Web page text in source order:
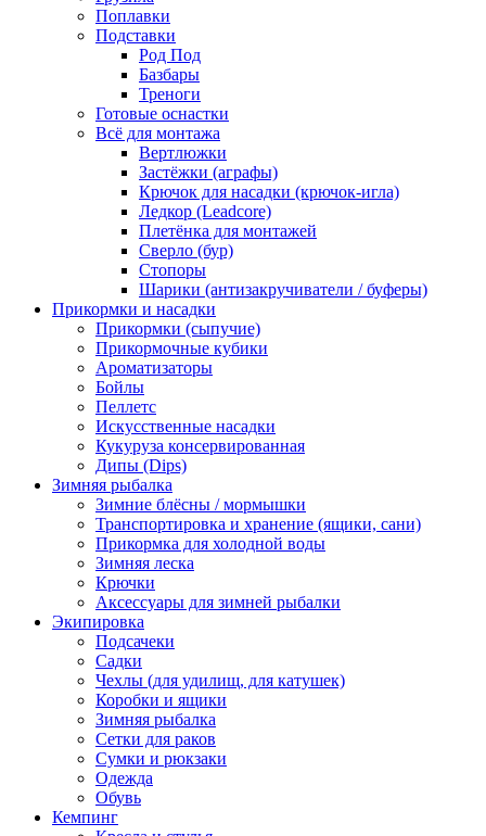
Поплавки
Подставки
Род Под
Базбары
Треноги
Готовые оснастки
Всё для монтажа
Вертлюжки
Застёжки (аграфы)
Крючок для насадки (крючок-игла)
Ледкор (Leadcore)
Плетёнка для монтажей
Сверло (бур)
Стопоры
Шарики (антизакручиватели / буферы)
Прикормки и насадки
Прикормки (сыпучие)
Прикормочные кубики
Ароматизаторы
Бойлы
Пеллетс
Искусственные насадки
Кукуруза консервированная
Дипы (Dips)
Зимняя рыбалка
Зимние блёсны / мормышки
Транспортировка и хранение (ящики, сани)
Прикормка для холодной воды
Зимняя леска
Крючки
Аксессуары для зимней рыбалки
Экипировка
Подсачеки
Садки
Чехлы (для удилищ, для катушек)
Коробки и ящики
Зимняя рыбалка
Сетки для раков
Сумки и рюкзаки
Одежда
Обувь
Кемпинг